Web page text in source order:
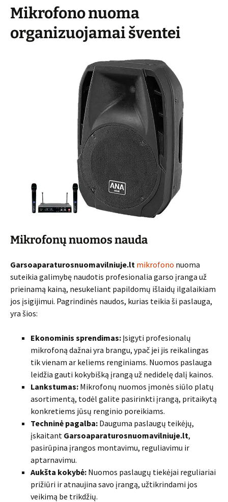
Mikrofono nuoma
organizuojamai šventei
Mikrofonų nuomos nauda
Garsoaparaturosnuomavilniuje.lt mikrofono nuoma
suteikia galimybę naudotis profesionalia garso įranga už
prieinamą kainą, nesukeliant papildomų išlaidų ilgalaikiam
jos įsigijimui. Pagrindinės naudos, kurias teikia ši paslauga,
yra šios:
Ekonominis sprendimas: Įsigyti profesionalų
mikrofoną dažnai yra brangu, ypač jei jis reikalingas
tik vienam ar keliems renginiams. Nuomos paslauga
leidžia gauti kokybišką įrangą už nedidelę dalį kainos.
Lankstumas: Mikrofonų nuomos įmonės siūlo platų
asortimentą, todėl galite pasirinkti įrangą, pritaikytą
konkretiems jūsų renginio poreikiams.
Techninė pagalba: Dauguma paslaugų teikėjų,
įskaitant Garsoaparaturosnuomavilniuje.lt,
pasirūpina įrangos montavimu, reguliavimu ir
aptarnavimu.
Aukšta kokybė: Nuomos paslaugų tiekėjai reguliariai
prižiūri ir atnaujina savo įrangą, užtikrindami jos
veikimą be trikdžių.